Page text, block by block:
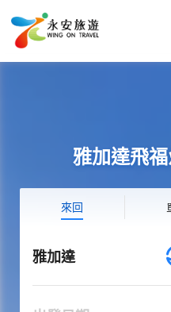
雅加達飛
來回
雅加達